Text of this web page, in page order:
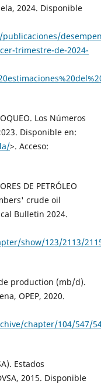
2024. Disponible
trimestre-de-2024-
Los Números
Disponible en:
>. Acceso:
DE PETRÓLEO
crude oil
Bulletin 2024.
show/123/2113/
production (mb/d).
OPEP, 2020.
chapter/104/547/
Estados
2015. Disponible